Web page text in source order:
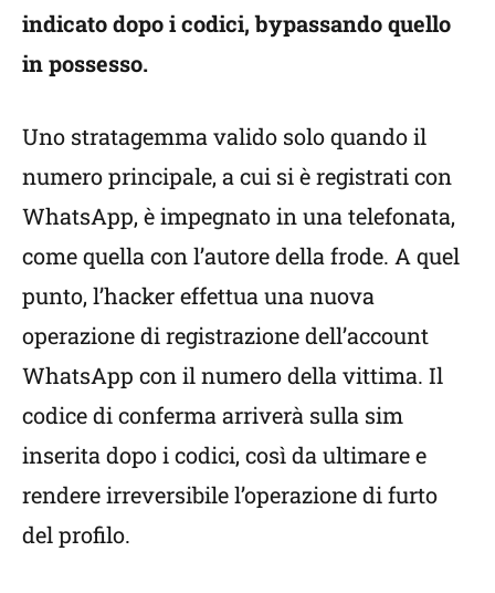
indicato dopo i codici, bypassando quello
in possesso.
Uno stratagemma valido solo quando il
numero principale, a cui si è registrati con
WhatsApp, è impegnato in una telefonata,
come quella con l’autore della frode. A quel
punto, l’hacker effettua una nuova
operazione di registrazione dell’account
WhatsApp con il numero della vittima. Il
codice di conferma arriverà sulla sim
inserita dopo i codici, così da ultimare e
rendere irreversibile l’operazione di furto
del profilo.